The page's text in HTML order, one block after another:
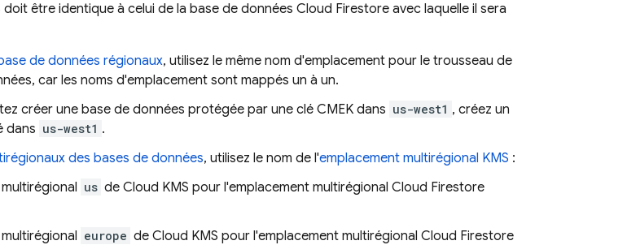
doit être identique à celui de la base de données Cloud Firestore avec laquelle il sera
de données régionaux, utilisez le même nom d'emplacement pour le trousseau de
car les noms d'emplacement sont mappés un à un.
créer une base de données protégée par une clé CMEK dans us-west1 , créez un
dans us-west1 .
des bases de données, utilisez le nom de l'emplacement multirégional KMS :
us de Cloud KMS pour l'emplacement multirégional Cloud Firestore
europe de Cloud KMS pour l'emplacement multirégional Cloud Firestore